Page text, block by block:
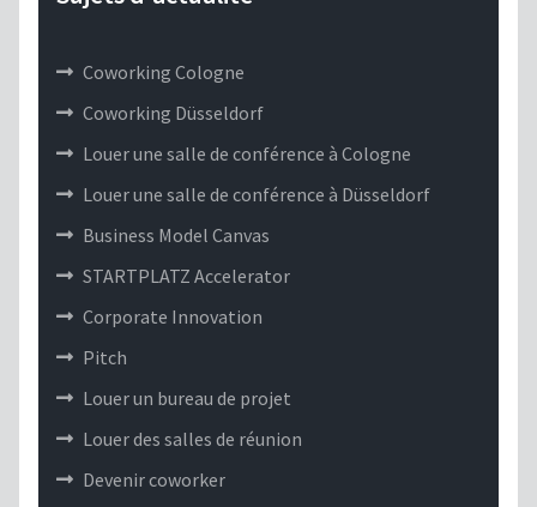
Coworking Cologne
Coworking Düsseldorf
Louer une salle de conférence à Cologne
Louer une salle de conférence à Düsseldorf
Business Model Canvas
STARTPLATZ Accelerator
Corporate Innovation
Pitch
Louer un bureau de projet
Louer des salles de réunion
Devenir coworker